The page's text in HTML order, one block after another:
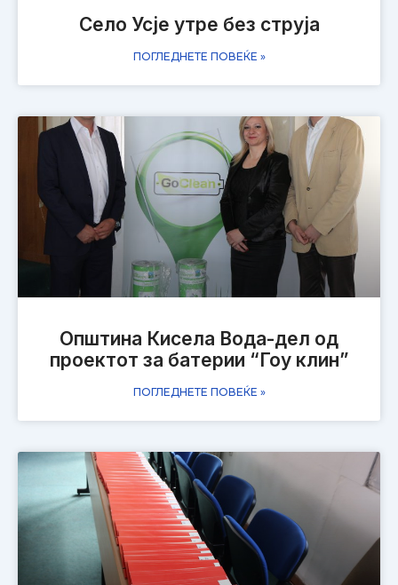
Село Усје утре без струја
ПОГЛЕДНЕТЕ ПОВЕЌЕ »
Општина Кисела Вода-дел од
проектот за батерии “Гоу клин”
ПОГЛЕДНЕТЕ ПОВЕЌЕ »